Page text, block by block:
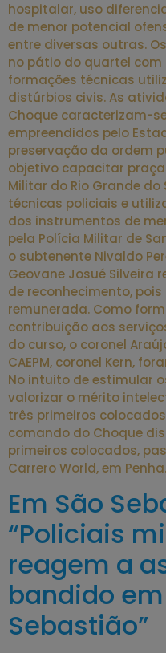
hospitalar, uso
de menor potencial
entre diversas outras.
no pátio do quartel
formações técnicas
distúrbios civis. As
Choque caracterizam-
empreendidos pelo
preservação da ordem
objetivo capacitar
Militar do Rio Grande
técnicas policiais e
dos instrumentos de
pela Polícia Militar de
o subtenente Nivaldo
Geovane Josué Silveira
de reconhecimento,
remunerada. Como
contribuição aos
do curso, o coronel
CAEPM, coronel Kern,
No intuito de estimular
valorizar o mérito
três primeiros
comando do Choque
primeiros colocados,
Carrero World, em
Em São
“Policiais
reagem a
bandido
Sebastião”